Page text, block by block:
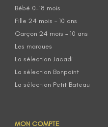
Bébé 0-18 mois
Fille 24 mois – 10 ans
Garçon 24 mois – 10 ans
Les marques
La sélection Jacadi
La sélection Bonpoint
La sélection Petit Bateau
MON COMPTE